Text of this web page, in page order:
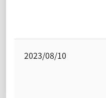
2023/08/10